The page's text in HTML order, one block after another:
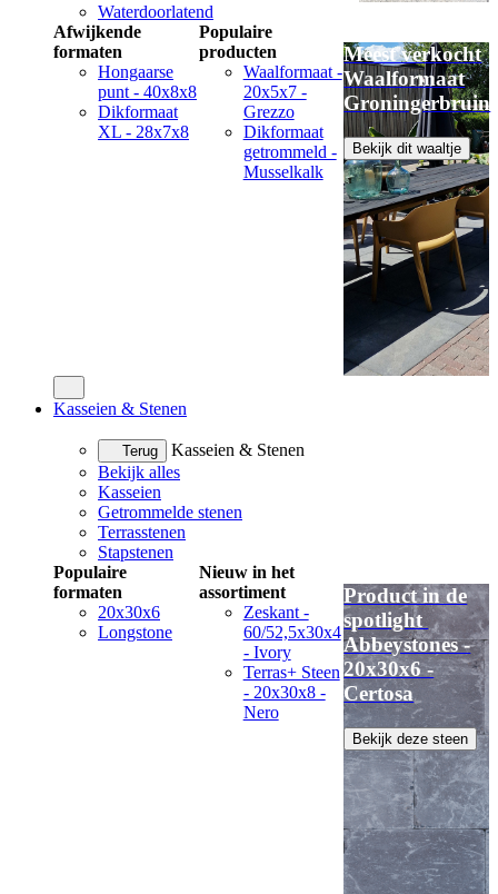
Waterdoorlatend
Afwijkende
formaten
Hongaarse
punt - 40x8x8
Dikformaat
XL - 28x7x8
Populaire
producten
Waalformaat -
20x5x7 -
Grezzo
Dikformaat
getrommeld -
Musselkalk
Meest verkocht
Waalformaat
Groningerbruin
Bekijk dit waaltje
Kasseien & Stenen
Terug
Kasseien & Stenen
Bekijk alles
Kasseien
Getrommelde stenen
Terrasstenen
Stapstenen
Populaire
formaten
20x30x6
Longstone
Nieuw in het
assortiment
Zeskant -
60/52,5x30x4
- Ivory
Terras+ Steen
- 20x30x8 -
Nero
Product in de
spotlight
Abbeystones -
20x30x6 -
Certosa
Bekijk deze steen